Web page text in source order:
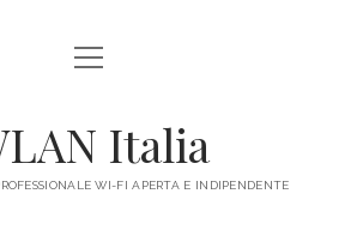
HOME
apri
menu
Italia
WI-FI APERTA E INDIPENDENTE